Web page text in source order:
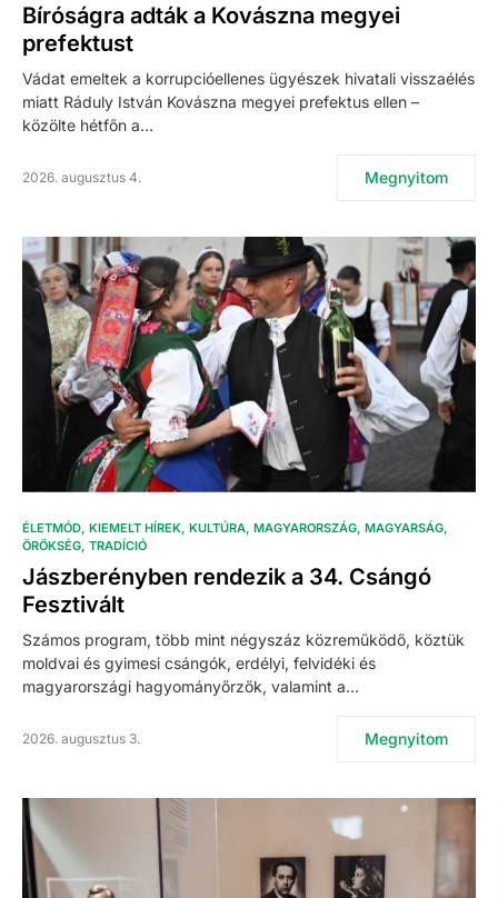
Bíróságra adták a Kovászna megyei
prefektust
Vádat emeltek a korrupcióellenes ügyészek hivatali visszaélés
miatt Ráduly István Kovászna megyei prefektus ellen –
közölte hétfőn a…
2026. augusztus 4. Megnyitom
ÉLETMÓD KIEMELT HÍREK KULTÚRA MAGYARORSZÁG MAGYARSÁG
ÖRÖKSÉG TRADÍCIÓ
Jászberényben rendezik a 34. Csángó
Fesztivált
Számos program, több mint négyszáz közreműködő, köztük
moldvai és gyimesi csángók, erdélyi, felvidéki és
magyarországi hagyományőrzők, valamint a…
2026. augusztus 3. Megnyitom